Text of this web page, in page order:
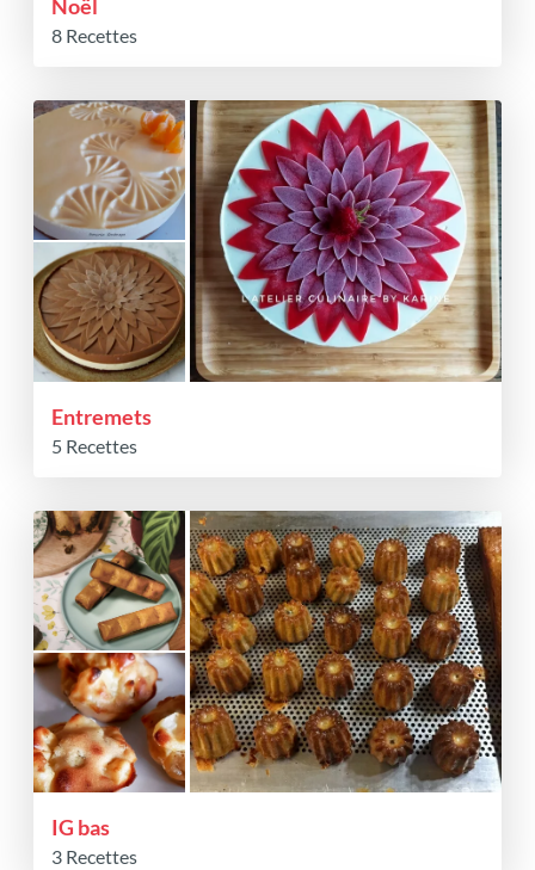
Noël
8 Recettes
Entremets
5 Recettes
IG bas
3 Recettes